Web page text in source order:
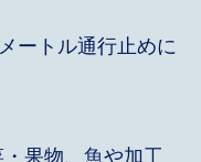
ートル通行止めに
果物、魚や加工